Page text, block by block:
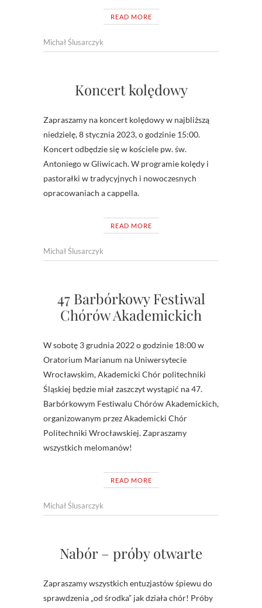
READ MORE
Michał Ślusarczyk
Koncert kolędowy
Zapraszamy na koncert kolędowy w najbliższą
niedzielę, 8 stycznia 2023, o godzinie 15:00.
Koncert odbędzie się w kościele pw. św.
Antoniego w Gliwicach. W programie kolędy i
pastorałki w tradycyjnych i nowoczesnych
opracowaniach a cappella.
READ MORE
Michał Ślusarczyk
47 Barbórkowy Festiwal
Chórów Akademickich
W sobotę 3 grudnia 2022 o godzinie 18:00 w
Oratorium Marianum na Uniwersytecie
Wrocławskim, Akademicki Chór politechniki
Śląskiej będzie miał zaszczyt wystąpić na 47.
Barbórkowym Festiwalu Chórów Akademickich,
organizowanym przez Akademicki Chór
Politechniki Wrocławskiej. Zapraszamy
wszystkich melomanów!
READ MORE
Michał Ślusarczyk
Nabór – próby otwarte
Zapraszamy wszystkich entuzjastów śpiewu do
sprawdzenia „od środka” jak działa chór! Próby